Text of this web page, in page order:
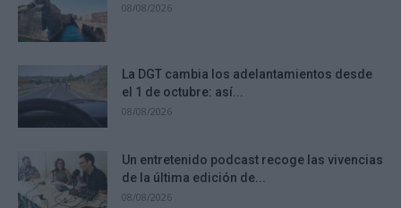
08/08/2026
La DGT cambia los adelantamientos desde
el 1 de octubre: así...
08/08/2026
Un entretenido podcast recoge las vivencias
de la última edición de...
08/08/2026